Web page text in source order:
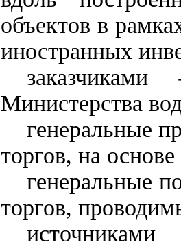
объектов в
иностранных
Министерства
генеральные
торгов, на
генеральные
торгов,